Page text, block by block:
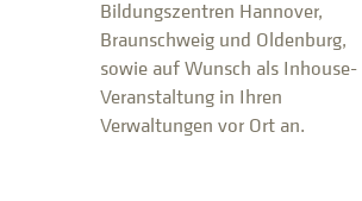
Bildungszentren Hannover,
Braunschweig und Oldenburg,
sowie auf Wunsch als Inhouse-
Veranstaltung in Ihren
Verwaltungen vor Ort an.